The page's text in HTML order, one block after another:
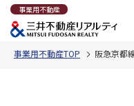
事業用不動産
事業用不動産TOP 阪急京都